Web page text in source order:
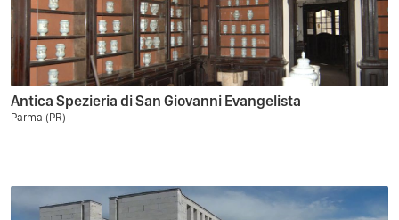
Antica Spezieria di San Giovanni Evangelista
Parma (PR)